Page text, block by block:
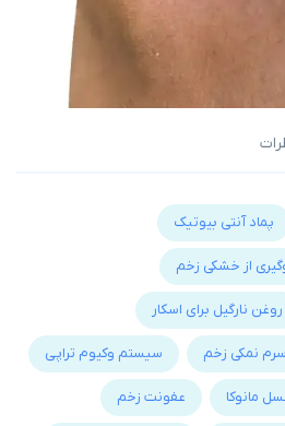
پماد آنتی بیوتیک
از خشکی زخم
روغن نارگیل برای اسکار
سرم نمکی زخم سیستم وکیوم تراپی
مانوکا عفونت زخم